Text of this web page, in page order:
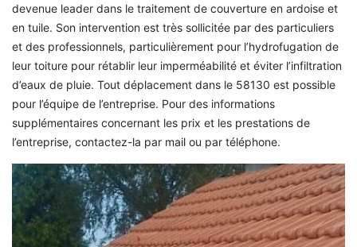
devenue leader dans le traitement de couverture en ardoise et
en tuile. Son intervention est très sollicitée par des particuliers
et des professionnels, particulièrement pour l’hydrofugation de
leur toiture pour rétablir leur imperméabilité et éviter l’infiltration
d’eaux de pluie. Tout déplacement dans le 58130 est possible
pour l’équipe de l’entreprise. Pour des informations
supplémentaires concernant les prix et les prestations de
l’entreprise, contactez-la par mail ou par téléphone.